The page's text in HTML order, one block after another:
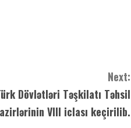
Next:
Dövlətləri Təşkilatı Təhsil
VIII iclası keçirilib.